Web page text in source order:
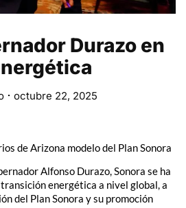
Durazo en
octubre 22, 2025
de Arizona modelo del Plan Sonora
Alfonso Durazo, Sonora se ha
energética a nivel global, a
del Plan Sonora y su promoción